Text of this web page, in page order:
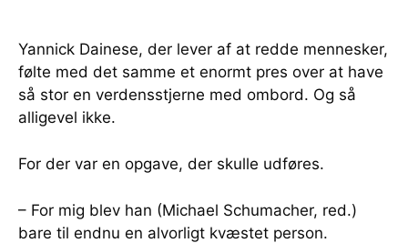
Yannick Dainese, der lever af at redde mennesker,
følte med det samme et enormt pres over at have
så stor en verdensstjerne med ombord. Og så
alligevel ikke.
For der var en opgave, der skulle udføres.
– For mig blev han (Michael Schumacher, red.)
bare til endnu en alvorligt kvæstet person.